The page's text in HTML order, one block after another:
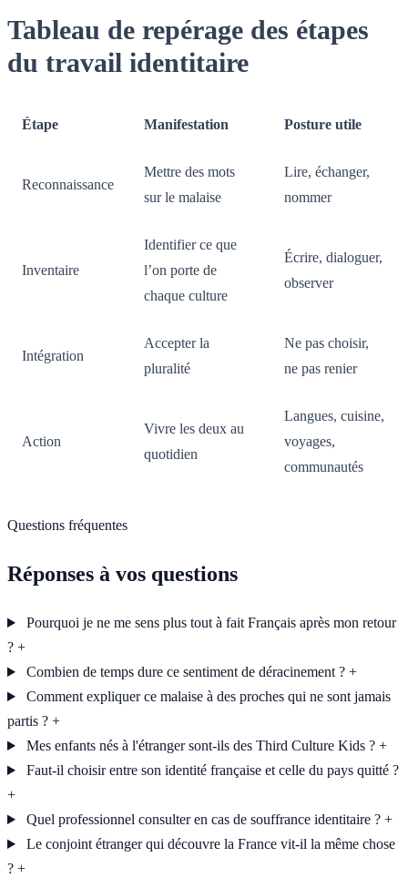
Tableau de repérage des étapes
du travail identitaire
Étape Manifestation Posture utile
Reconnaissance
Mettre des mots
sur le malaise
Lire, échanger,
nommer
Inventaire
Identifier ce que
l’on porte de
chaque culture
Écrire, dialoguer,
observer
Intégration
Accepter la
pluralité
Ne pas choisir,
ne pas renier
Action
Vivre les deux au
quotidien
Langues, cuisine,
voyages,
communautés
Questions fréquentes
Réponses à vos questions
Pourquoi je ne me sens plus tout à fait Français après mon retour
? +
Combien de temps dure ce sentiment de déracinement ? +
Comment expliquer ce malaise à des proches qui ne sont jamais
partis ? +
Mes enfants nés à l'étranger sont-ils des Third Culture Kids ? +
Faut-il choisir entre son identité française et celle du pays quitté ?
+
Quel professionnel consulter en cas de souffrance identitaire ? +
Le conjoint étranger qui découvre la France vit-il la même chose
? +